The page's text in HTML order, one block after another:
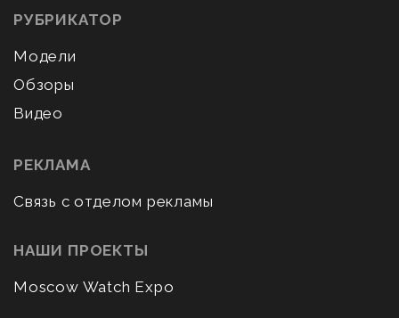
РУБРИКАТОР
Модели
Обзоры
Видео
РЕКЛАМА
Связь с отделом рекламы
НАШИ ПРОЕКТЫ
Moscow Watch Expo